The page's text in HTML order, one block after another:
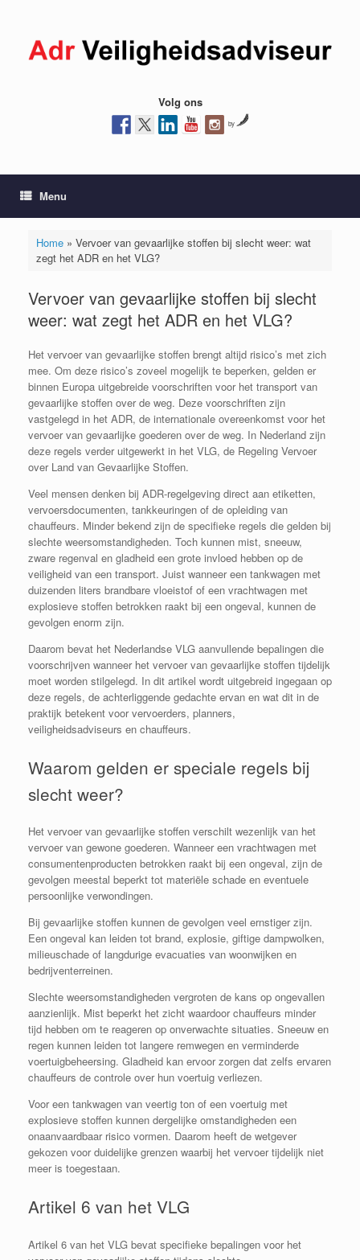
inhoud
Volg ons
by
Menu
Home» Vervoer van gevaarlijke stoffen bij slecht weer: wat
zegt het ADR en het VLG?
Vervoer van gevaarlijke stoffen bij slecht
weer: wat zegt het ADR en het VLG?
Het vervoer van gevaarlijke stoffen brengt altijd risico’s met zich
mee. Om deze risico’s zoveel mogelijk te beperken, gelden er
binnen Europa uitgebreide voorschriften voor het transport van
gevaarlijke stoffen over de weg. Deze voorschriften zijn
vastgelegd in het ADR, de internationale overeenkomst voor het
vervoer van gevaarlijke goederen over de weg. In Nederland zijn
deze regels verder uitgewerkt in het VLG, de Regeling Vervoer
over Land van Gevaarlijke Stoffen.
Veel mensen denken bij ADR-regelgeving direct aan etiketten,
vervoersdocumenten, tankkeuringen of de opleiding van
chauffeurs. Minder bekend zijn de specifieke regels die gelden bij
slechte weersomstandigheden. Toch kunnen mist, sneeuw,
zware regenval en gladheid een grote invloed hebben op de
veiligheid van een transport. Juist wanneer een tankwagen met
duizenden liters brandbare vloeistof of een vrachtwagen met
explosieve stoffen betrokken raakt bij een ongeval, kunnen de
gevolgen enorm zijn.
Daarom bevat het Nederlandse VLG aanvullende bepalingen die
voorschrijven wanneer het vervoer van gevaarlijke stoffen tijdelijk
moet worden stilgelegd. In dit artikel wordt uitgebreid ingegaan op
deze regels, de achterliggende gedachte ervan en wat dit in de
praktijk betekent voor vervoerders, planners,
veiligheidsadviseurs en chauffeurs.
Waarom gelden er speciale regels bij
slecht weer?
Het vervoer van gevaarlijke stoffen verschilt wezenlijk van het
vervoer van gewone goederen. Wanneer een vrachtwagen met
consumentenproducten betrokken raakt bij een ongeval, zijn de
gevolgen meestal beperkt tot materiële schade en eventuele
persoonlijke verwondingen.
Bij gevaarlijke stoffen kunnen de gevolgen veel ernstiger zijn.
Een ongeval kan leiden tot brand, explosie, giftige dampwolken,
milieuschade of langdurige evacuaties van woonwijken en
bedrijventerreinen.
Slechte weersomstandigheden vergroten de kans op ongevallen
aanzienlijk. Mist beperkt het zicht waardoor chauffeurs minder
tijd hebben om te reageren op onverwachte situaties. Sneeuw en
regen kunnen leiden tot langere remwegen en verminderde
voertuigbeheersing. Gladheid kan ervoor zorgen dat zelfs ervaren
chauffeurs de controle over hun voertuig verliezen.
Voor een tankwagen van veertig ton of een voertuig met
explosieve stoffen kunnen dergelijke omstandigheden een
onaanvaardbaar risico vormen. Daarom heeft de wetgever
gekozen voor duidelijke grenzen waarbij het vervoer tijdelijk niet
meer is toegestaan.
Artikel 6 van het VLG
Artikel 6 van het VLG bevat specifieke bepalingen voor het